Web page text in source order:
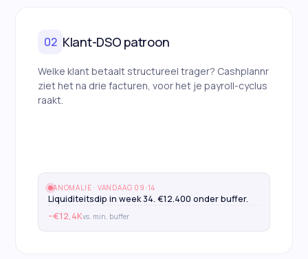
02 Klant-DSO patroon
Welke klant betaalt structureel trager? Cashplannr
ziet het na drie facturen, voor het je payroll-cyclus
raakt.
ANOMALIE · VANDAAG 09:14
Liquiditeitsdip in week 34. €12.400 onder buffer.
−€12,4Kvs. min. buffer